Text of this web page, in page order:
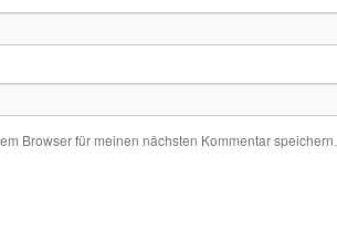
Browser für meinen nächsten Kommentar speichern.